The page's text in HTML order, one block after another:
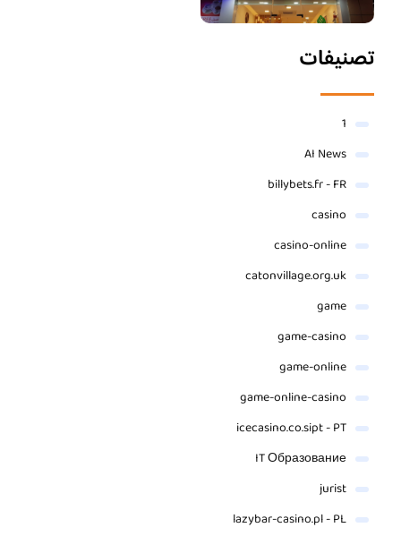
تصنيفات
1
AI News
billybets.fr - FR
casino
casino-online
catonvillage.org.uk
game
game-casino
game-online
game-online-casino
icecasino.co.sipt - PT
IT Образование
jurist
lazybar-casino.pl - PL